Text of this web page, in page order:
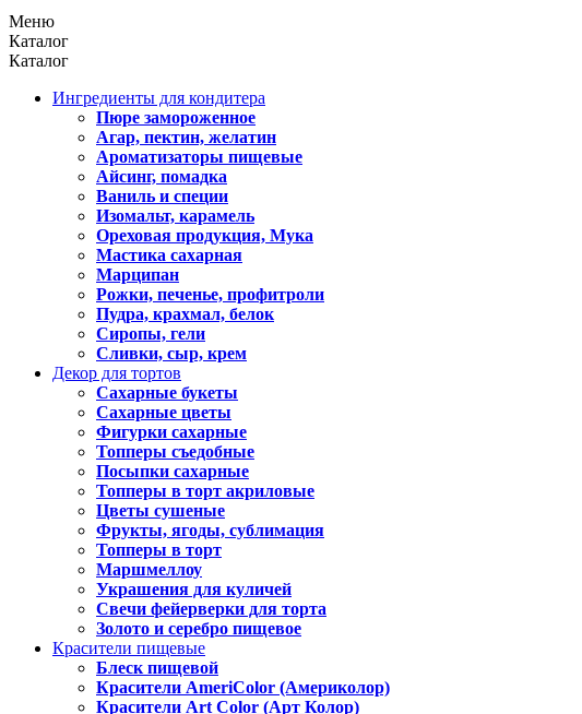
Меню
Каталог
Каталог
Ингредиенты для кондитера
Пюре замороженное
Агар, пектин, желатин
Ароматизаторы пищевые
Айсинг, помадка
Ваниль и специи
Изомальт, карамель
Ореховая продукция, Мука
Мастика сахарная
Марципан
Рожки, печенье, профитроли
Пудра, крахмал, белок
Сиропы, гели
Сливки, сыр, крем
Декор для тортов
Сахарные букеты
Сахарные цветы
Фигурки сахарные
Топперы съедобные
Посыпки сахарные
Топперы в торт акриловые
Цветы сушеные
Фрукты, ягоды, сублимация
Топперы в торт
Маршмеллоу
Украшения для куличей
Свечи фейерверки для торта
Золото и серебро пищевое
Красители пищевые
Блеск пищевой
Красители AmeriColor (Америколор)
Красители Art Color (Арт Колор)